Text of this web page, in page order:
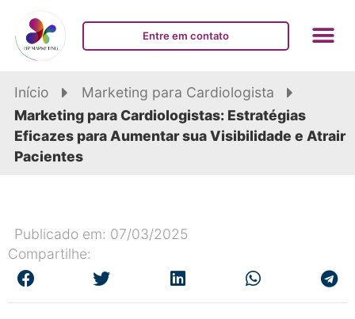
Entre em contato
Início
Marketing para Cardiologista
Marketing para Cardiologistas: Estratégias
Eficazes para Aumentar sua Visibilidade e Atrair
Pacientes
Publicado em: 07/03/2025
Compartilhe: